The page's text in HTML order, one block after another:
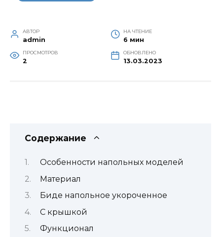
АВТОР
admin
НА ЧТЕНИЕ
6 мин
ПРОСМОТРОВ
2
ОБНОВЛЕНО
13.03.2023
Содержание
Особенности напольных моделей
Материал
Биде напольное укороченное
С крышкой
Функционал